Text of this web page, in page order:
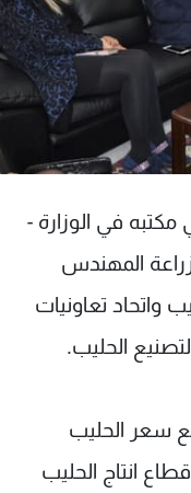
مكتبه في الوزارة -
المهندس
واتحاد تعاونيات
الحليب.
سعر الحليب
انتاج الحليب